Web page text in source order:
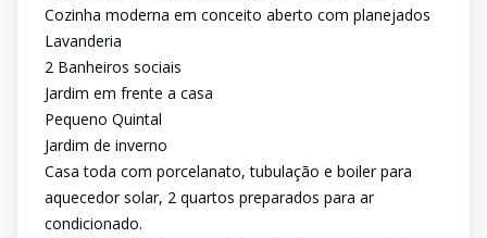
Cozinha moderna em conceito aberto com planejados
Lavanderia
2 Banheiros sociais
Jardim em frente a casa
Pequeno Quintal
Jardim de inverno
Casa toda com porcelanato, tubulação e boiler para
aquecedor solar, 2 quartos preparados para ar
condicionado.